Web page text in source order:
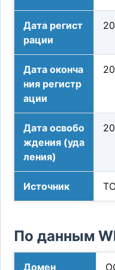
Дата регист
рации
Дата оконча
ния регистр
ации
Дата освобо
ждения (уда
ления)
Источник
По данным
Домен